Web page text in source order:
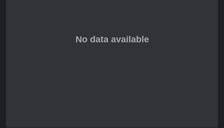
linear e integração inovadora de mapa global, este título